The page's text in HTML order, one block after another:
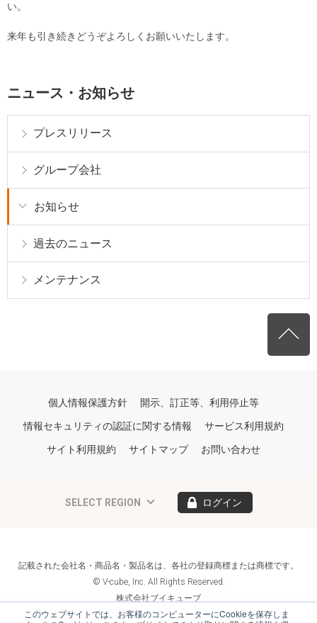
このウェブサイトでは、お客様のコンピューターにCookieを保存しま
い。
来年も引き続きどうぞよろしくお願いいたします。
ニュース・お知らせ
プレスリリース
グループ会社
お知らせ
過去のニュース
メンテナンス
個人情報保護方針 開示、訂正等、利用停止等
情報セキュリティの認証に関する情報 サービス利用規約
サイト利用規約 サイトマップ お問い合わせ
SELECT REGION ログイン
記載された会社名・商品名・製品名は、各社の登録商標または商標です。
© V-cube, Inc. All Rights Reserved.
株式会社ブイキューブ
Follow Us